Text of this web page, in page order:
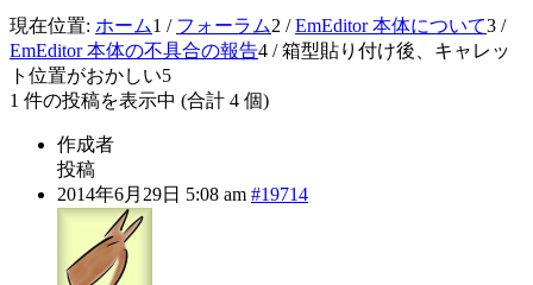
現在位置: ホーム1 / フォーラム2 / EmEditor 本体について3 /
EmEditor 本体の不具合の報告4 / 箱型貼り付け後、キャレッ
ト位置がおかしい5
1 件の投稿を表示中 (合計 4 個)
作成者
投稿
2014年6月29日 5:08 am #19714